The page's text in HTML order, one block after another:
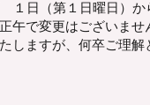
１日（第１日曜日）か
午で変更はございませ
しますが、何卒ご理